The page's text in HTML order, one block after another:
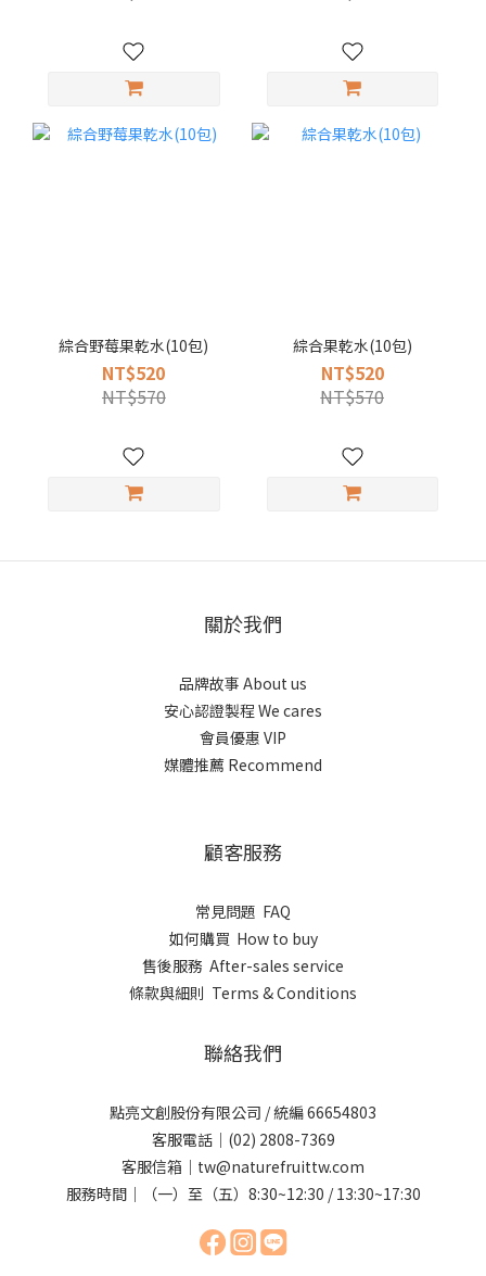
綜合野莓果乾水(10包)
NT$520
NT$570
綜合果乾水(10包)
NT$520
NT$570
關於我們
品牌故事 About us
安心認證製程 We cares
會員優惠 VIP
媒體推薦 Recommend
顧客服務
常見問題 FAQ
如何購買 How to buy
售後服務 After-sales service
條款與細則 Terms & Conditions
聯絡我們
點亮文創股份有限公司 / 統編 66654803
客服電話｜(02) 2808-7369
客服信箱｜tw@naturefruittw.com
服務時間｜（一）至（五）8:30~12:30 / 13:30~17:30